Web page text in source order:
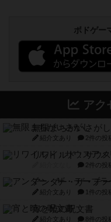
ボドゲー
アク
無限まちがいさがし
紹介文あり 2件の投
リワイルド：サウ
2件の投
アンダー・ザ・テ
紹介文あり 1件の投
宵と暁の呪文書
紹介文あり 8件の投